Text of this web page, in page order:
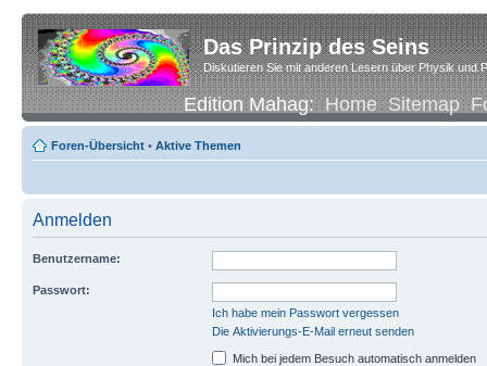
Das Prinzip des Seins
Diskutieren Sie mit anderen Lesern über Physik und
Edition Mahag:Home Sitemap
Foren-Übersicht • Aktive Themen
Anmelden
Benutzername:
Passwort:
Ich habe mein Passwort vergessen
Die Aktivierungs-E-Mail erneut senden
Mich bei jedem Besuch automatisch anmelden